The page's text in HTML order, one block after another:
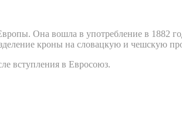
Она вошла в употребление в 1882
кроны на словацкую и чешскую
вступления в Евросоюз.